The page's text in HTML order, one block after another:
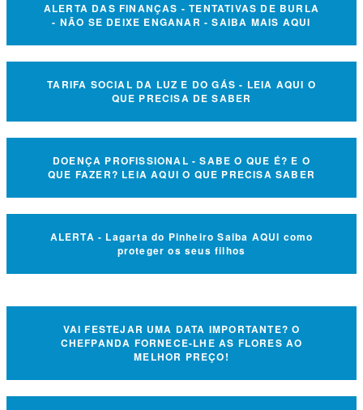
ALERTA DAS FINANÇAS - TENTATIVAS DE BURLA
- NÃO SE DEIXE ENGANAR - SAIBA MAIS AQUI
TARIFA SOCIAL DA LUZ E DO GÁS - LEIA AQUI O
QUE PRECISA DE SABER
DOENÇA PROFISSIONAL - SABE O QUE É? E O
QUE FAZER? LEIA AQUI O QUE PRECISA SABER
ALERTA - Lagarta do Pinheiro Saiba AQUI como
proteger os seus filhos
VAI FESTEJAR UMA DATA IMPORTANTE? O
CHEFPANDA FORNECE-LHE AS FLORES AO
MELHOR PREÇO!